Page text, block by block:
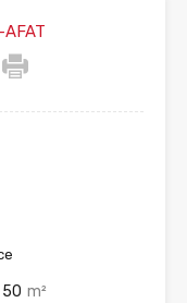
50 m²